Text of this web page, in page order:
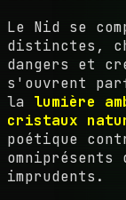
Le Nid se
distinctes,
dangers et
s'ouvrent
la lumière
cristaux
poétique
imprudents.